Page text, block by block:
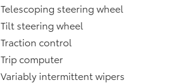
Telescoping steering wheel
Tilt steering wheel
Traction control
Trip computer
Variably intermittent wipers